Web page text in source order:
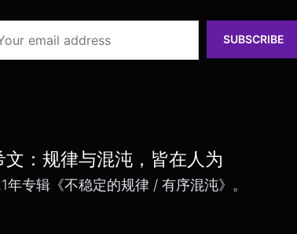
SUBSCRIBE
：规律与混沌，皆在人为
专辑《不稳定的规律 / 有序混沌》。